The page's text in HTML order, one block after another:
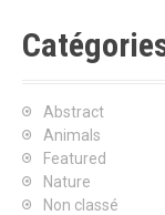
Abstract
Animals
Featured
Nature
Non classé